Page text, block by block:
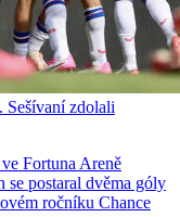
zdolali
Fortuna Areně
se postaral dvěma góly
ročníku Chance